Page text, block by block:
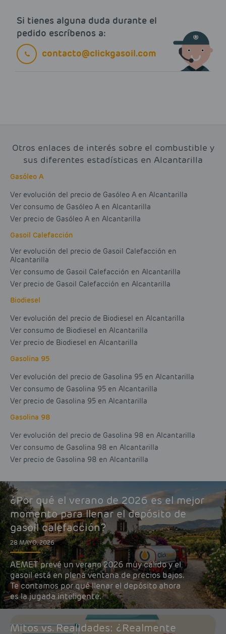
Si tienes alguna duda durante el
pedido escríbenos a:
contacto@clickgasoil.com
Otros enlaces de interés sobre el combustible y
sus diferentes estadísticas en Alcantarilla
Gasóleo A
Ver evolución del precio de Gasóleo A en Alcantarilla
Ver consumo de Gasóleo A en Alcantarilla
Ver precio de Gasóleo A en Alcantarilla
Gasoil Calefacción
Ver evolución del precio de Gasoil Calefacción en
Alcantarilla
Ver consumo de Gasoil Calefacción en Alcantarilla
Ver precio de Gasoil Calefacción en Alcantarilla
Biodiesel
Ver evolución del precio de Biodiesel en Alcantarilla
Ver consumo de Biodiesel en Alcantarilla
Ver precio de Biodiesel en Alcantarilla
Gasolina 95
Ver evolución del precio de Gasolina 95 en Alcantarilla
Ver consumo de Gasolina 95 en Alcantarilla
Ver precio de Gasolina 95 en Alcantarilla
Gasolina 98
Ver evolución del precio de Gasolina 98 en Alcantarilla
Ver consumo de Gasolina 98 en Alcantarilla
Ver precio de Gasolina 98 en Alcantarilla
¿Por qué el verano de 2026 es el mejor
momento para llenar el depósito de
gasoil calefacción?
28 MAYO, 2026
AEMET prevé un verano 2026 muy cálido y el
gasoil está en plena ventana de precios bajos.
Te contamos por qué llenar el depósito ahora
es la jugada inteligente.
Mitos vs. Realidades: ¿Realmente